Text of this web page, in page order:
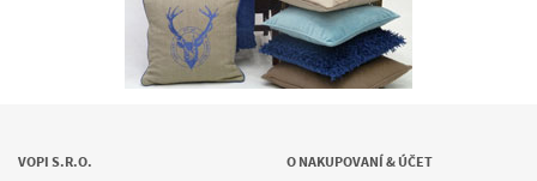
VOPI S.R.O.
O NAKUPOVANÍ & ÚČET